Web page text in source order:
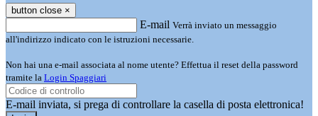
button close ×
E-mail Verrà inviato un messaggio
all'indirizzo indicato con le istruzioni necessarie.
Non hai una e-mail associata al nome utente? Effettua il reset della password
tramite la Login Spaggiari
E-mail inviata, si prega di controllare la casella di posta elettronica!